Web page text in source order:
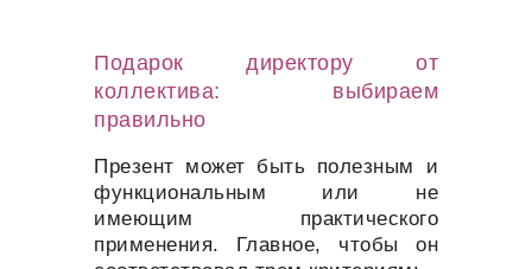
Подарок директору от
коллектива: выбираем
правильно
Презент может быть полезным и
функциональным или не
имеющим практического
применения. Главное, чтобы он